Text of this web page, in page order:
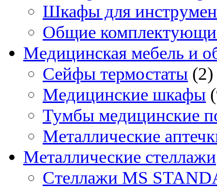
Шкафы для
Общие
Медицинская мебель и
Сейфы термостаты (2)
Медицинские шкафы
Тумбы медицинские
Металлические
Металлические стеллажи
Стеллажи MS